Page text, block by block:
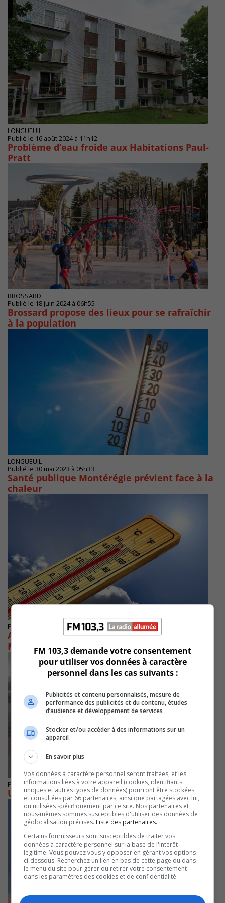
LONGUEUIL
Publié le 16 août 2024 à 11h12
Problème d’eau froide aux Habitations Paul-
Pratt
BROSSARD
Publié le 18 juin 2024 à 06h55
Brossard propose des lieux pour se rafraîchir
à la population
LONGUEUIL
Publié le 30 mai 2023 à 05h33
Santé publique Montérégie prévient face à la
chaleur
Publié le 4 juin 2021 à 16h49
Alerte de chaleur pour la Rive-Sud de
Montréal
Publié le 25 mars 2021 à 16h00
Un 25 mars aux allures estivales
FM 103,3 demande votre consentement
pour utiliser vos données à caractère
personnel dans les cas suivants :
Publicités et contenu personnalisés, mesure de
performance des publicités et du contenu, études
d’audience et développement de services
Stocker et/ou accéder à des informations sur un
appareil
En savoir plus
Vos données à caractère personnel seront traitées, et les
informations liées à votre appareil (cookies, identifiants
uniques et autres types de données) pourront être stockées
et consultées par 66 partenaires, ainsi que partagées avec lui,
ou utilisées spécifiquement par ce site. Nos partenaires et
nous-mêmes sommes susceptibles d'utiliser des données de
géolocalisation précises. Liste des partenaires.
Certains fournisseurs sont susceptibles de traiter vos
données à caractère personnel sur la base de l'intérêt
légitime. Vous pouvez vous y opposer en gérant vos options
ci-dessous. Recherchez un lien en bas de cette page ou dans
le menu du site pour gérer ou retirer votre consentement
dans les paramètres des cookies et de confidentialité.